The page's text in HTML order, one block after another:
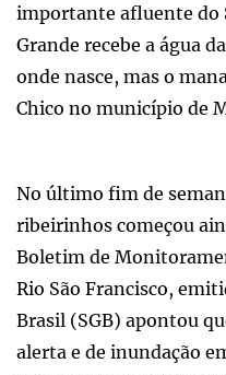
importante afluente do
Grande recebe a água
onde nasce, mas o
Chico no município de
No último fim de
ribeirinhos começou
Boletim de
Rio São Francisco,
Brasil (SGB) apontou
alerta e de inundação